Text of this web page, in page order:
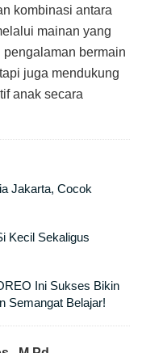
kombinasi antara
mainan yang
bermain
juga mendukung
anak secara
Jakarta, Cocok
Kecil Sekaligus
Ini Sukses Bikin
Semangat Belajar!